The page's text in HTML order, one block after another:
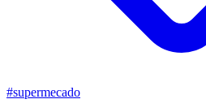
#supermecado